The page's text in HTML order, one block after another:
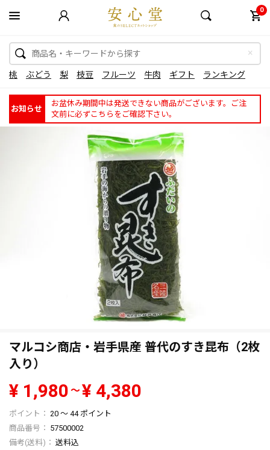
0
桃 ぶどう 梨 枝豆 フルーツ 牛肉 ギフト ランキング
お知らせ
お盆休み期間中は発送できない商品がございます。ご注
文前に必ずこちらをご確認下さい。
マルコシ商店・岩手県産 普代のすき昆布（2枚
入り）
¥ 1,980 〜¥ 4,380
20 〜 44 ポイント
商品番号
57500002
送料込